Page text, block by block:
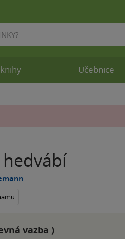
vazba )
Učebnice